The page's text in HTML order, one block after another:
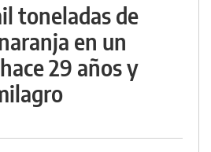
toneladas de
en un
29 años y